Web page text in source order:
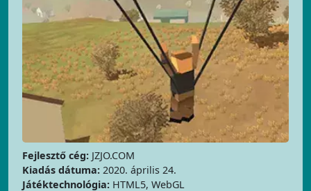
Fejlesztő cég: JZJO.COM
Kiadás dátuma: 2020. április 24.
Játéktechnológia: HTML5, WebGL